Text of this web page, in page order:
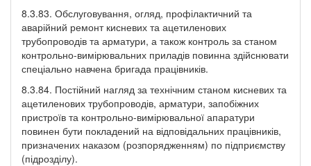
8.3.83. Обслуговування, огляд, профілактичний та
аварійний ремонт кисневих та ацетиленових
трубопроводів та арматури, а також контроль за станом
контрольно-вимірювальних приладів повинна здійснювати
спеціально навчена бригада працівників.
8.3.84. Постійний нагляд за технічним станом кисневих та
ацетиленових трубопроводів, арматури, запобіжних
пристроїв та контрольно-вимірювальної апаратури
повинен бути покладений на відповідальних працівників,
призначених наказом (розпорядженням) по підприємству
(підрозділу).